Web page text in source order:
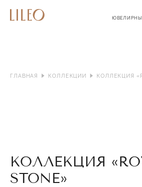
ГЛАВНАЯ КОЛЛЕКЦИИ КОЛЛЕКЦИЯ
КОЛЛЕКЦИЯ
STONE»